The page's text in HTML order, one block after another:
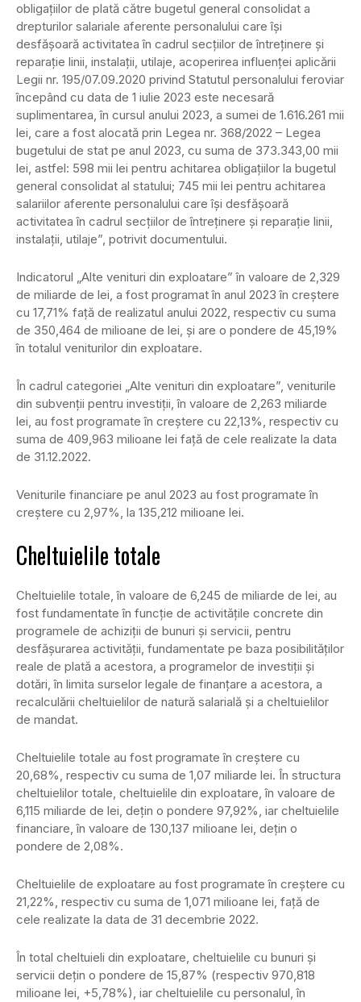
obligaţiilor de plată către bugetul general consolidat a
drepturilor salariale aferente personalului care îşi
desfăşoară activitatea în cadrul secţiilor de întreţinere şi
reparaţie linii, instalaţii, utilaje, acoperirea influenţei aplicării
Legii nr. 195/07.09.2020 privind Statutul personalului feroviar
începând cu data de 1 iulie 2023 este necesară
suplimentarea, în cursul anului 2023, a sumei de 1.616.261 mii
lei, care a fost alocată prin Legea nr. 368/2022 – Legea
bugetului de stat pe anul 2023, cu suma de 373.343,00 mii
lei, astfel: 598 mii lei pentru achitarea obligaţiilor la bugetul
general consolidat al statului; 745 mii lei pentru achitarea
salariilor aferente personalului care îşi desfăşoară
activitatea în cadrul secţiilor de întreţinere şi reparaţie linii,
instalaţii, utilaje”, potrivit documentului.
Indicatorul „Alte venituri din exploatare” în valoare de 2,329
de miliarde de lei, a fost programat în anul 2023 în creştere
cu 17,71% faţă de realizatul anului 2022, respectiv cu suma
de 350,464 de milioane de lei, şi are o pondere de 45,19%
în totalul veniturilor din exploatare.
În cadrul categoriei „Alte venituri din exploatare”, veniturile
din subvenţii pentru investiţii, în valoare de 2,263 miliarde
lei, au fost programate în creştere cu 22,13%, respectiv cu
suma de 409,963 milioane lei faţă de cele realizate la data
de 31.12.2022.
Veniturile financiare pe anul 2023 au fost programate în
creştere cu 2,97%, la 135,212 milioane lei.
Cheltuielile totale
Cheltuielile totale, în valoare de 6,245 de miliarde de lei, au
fost fundamentate în funcţie de activităţile concrete din
programele de achiziţii de bunuri şi servicii, pentru
desfăşurarea activităţii, fundamentate pe baza posibilităţilor
reale de plată a acestora, a programelor de investiţii şi
dotări, în limita surselor legale de finanţare a acestora, a
recalculării cheltuielilor de natură salarială şi a cheltuielilor
de mandat.
Cheltuielile totale au fost programate în creştere cu
20,68%, respectiv cu suma de 1,07 miliarde lei. În structura
cheltuielilor totale, cheltuielile din exploatare, în valoare de
6,115 miliarde de lei, deţin o pondere 97,92%, iar cheltuielile
financiare, în valoare de 130,137 milioane lei, deţin o
pondere de 2,08%.
Cheltuielile de exploatare au fost programate în creştere cu
21,22%, respectiv cu suma de 1,071 milioane lei, faţă de
cele realizate la data de 31 decembrie 2022.
În total cheltuieli din exploatare, cheltuielile cu bunuri şi
servicii deţin o pondere de 15,87% (respectiv 970,818
milioane lei, +5,78%), iar cheltuielile cu personalul, în